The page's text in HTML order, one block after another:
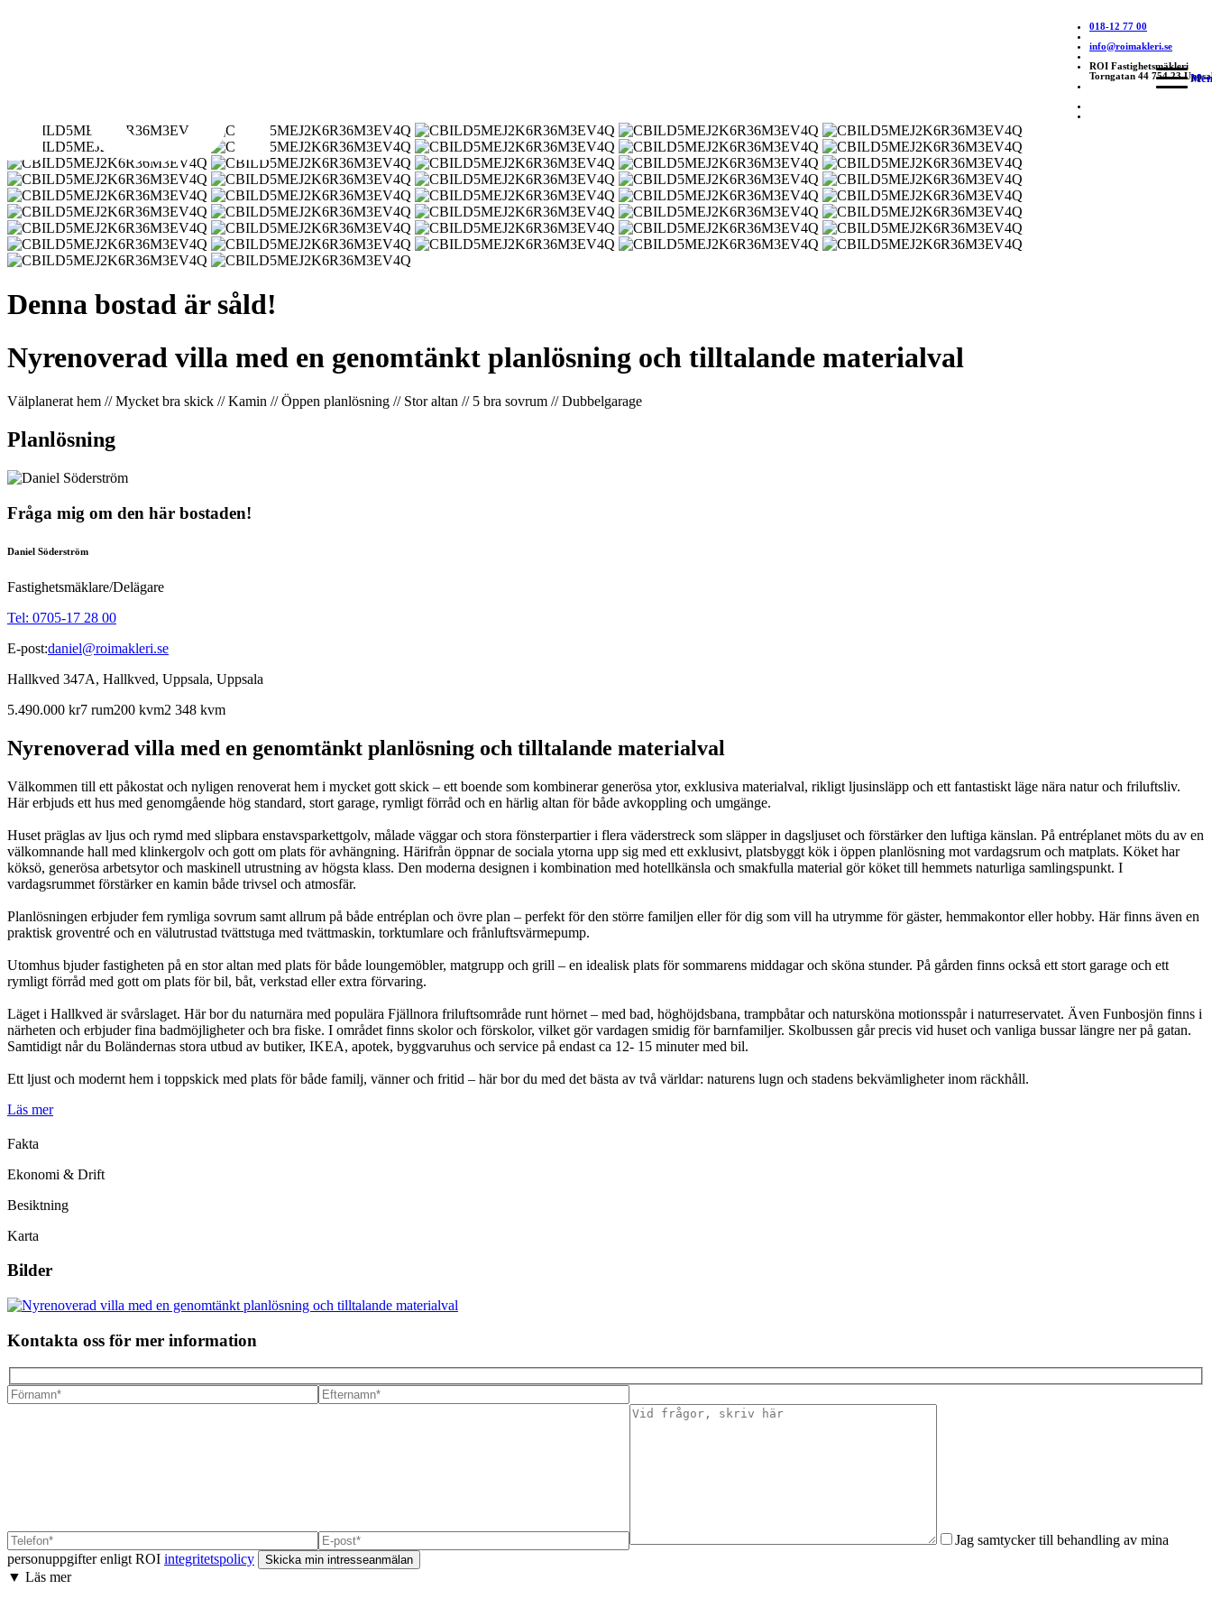
018-12 77 00
info@roimakleri.se
ROI Fastighetsmäkleri
Torngatan 44 754 23
Denna bostad är såld!
Nyrenoverad villa med en genomtänkt planlösning och tilltalande materialval
Välplanerat hem // Mycket bra skick // Kamin // Öppen planlösning // Stor altan // 5 bra sovrum // Dubbelgarage
Planlösning
Fråga mig om den här bostaden!
Daniel Söderström
Fastighetsmäklare/Delägare
Tel: 0705-17 28 00
E-post:daniel@roimakleri.se
Hallkved 347A, Hallkved, Uppsala, Uppsala
5.490.000 kr7 rum200 kvm2 348 kvm
Nyrenoverad villa med en genomtänkt planlösning och tilltalande materialval
Välkommen till ett påkostat och nyligen renoverat hem i mycket gott skick – ett boende som kombinerar generösa ytor, exklusiva materialval, rikligt ljusinsläpp och ett fantastiskt läge nära natur och friluftsliv.
Här erbjuds ett hus med genomgående hög standard, stort garage, rymligt förråd och en härlig altan för både avkoppling och umgänge.
Huset präglas av ljus och rymd med slipbara enstavsparkettgolv, målade väggar och stora fönsterpartier i flera väderstreck som släpper in dagsljuset och förstärker den luftiga känslan. På entréplanet möts du av en
välkomnande hall med klinkergolv och gott om plats för avhängning. Härifrån öppnar de sociala ytorna upp sig med ett exklusivt, platsbyggt kök i öppen planlösning mot vardagsrum och matplats. Köket har
köksö, generösa arbetsytor och maskinell utrustning av högsta klass. Den moderna designen i kombination med hotellkänsla och smakfulla material gör köket till hemmets naturliga samlingspunkt. I
vardagsrummet förstärker en kamin både trivsel och atmosfär.
Planlösningen erbjuder fem rymliga sovrum samt allrum på både entréplan och övre plan – perfekt för den större familjen eller för dig som vill ha utrymme för gäster, hemmakontor eller hobby. Här finns även en
praktisk groventré och en välutrustad tvättstuga med tvättmaskin, torktumlare och frånluftsvärmepump.
Utomhus bjuder fastigheten på en stor altan med plats för både loungemöbler, matgrupp och grill – en idealisk plats för sommarens middagar och sköna stunder. På gården finns också ett stort garage och ett
rymligt förråd med gott om plats för bil, båt, verkstad eller extra förvaring.
Läget i Hallkved är svårslaget. Här bor du naturnära med populära Fjällnora friluftsområde runt hörnet – med bad, höghöjdsbana, trampbåtar och natursköna motionsspår i naturreservatet. Även Funbosjön finns i
närheten och erbjuder fina badmöjligheter och bra fiske. I området finns skolor och förskolor, vilket gör vardagen smidig för barnfamiljer. Skolbussen går precis vid huset och vanliga bussar längre ner på gatan.
Samtidigt når du Boländernas stora utbud av butiker, IKEA, apotek, byggvaruhus och service på endast ca 12- 15 minuter med bil.
Ett ljust och modernt hem i toppskick med plats för både familj, vänner och fritid – här bor du med det bästa av två världar: naturens lugn och stadens bekvämligheter inom räckhåll.
Läs mer
Fakta
Ekonomi & Drift
Besiktning
Karta
Bilder
Kontakta oss för mer information
Jag samtycker till behandling av mina
personuppgifter enligt ROI integritetspolicy
▼ Läs mer